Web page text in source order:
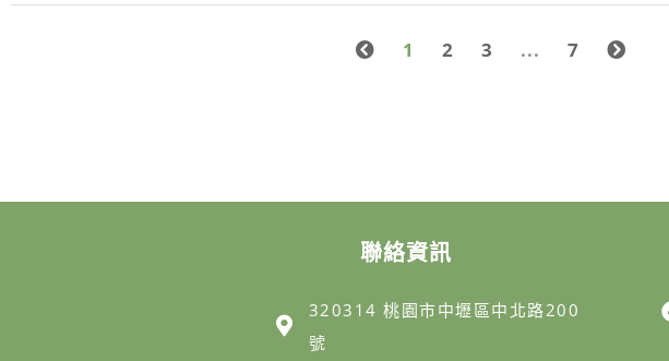
1 2 3 ... 7
聯絡資訊
320314 桃園市中壢區中北路200
號